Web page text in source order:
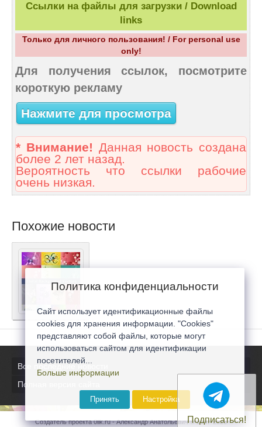
Ссылки на файлы для загрузки / Download
links
Только для личного пользования! / For personal use
only!
Для получения ссылок, посмотрите
короткую рекламу
Нажмите для просмотра
* Внимание! Данная новость создана
более 2 лет назад.
Вероятность что ссылки рабочие
очень низкая.
Похожие новости
Все последние новости
Полная версия сайта
Создатель проекта 0lik.ru - Александр Анатольевич © 2007-2026
Подписаться!
Политика конфиденциальности
Сайт использует идентификационные файлы
cookies для хранения информации. "Cookies"
представляют собой файлы, которые могут
использоваться сайтом для идентификации
посетителей...
Больше информации
Принять Настройка